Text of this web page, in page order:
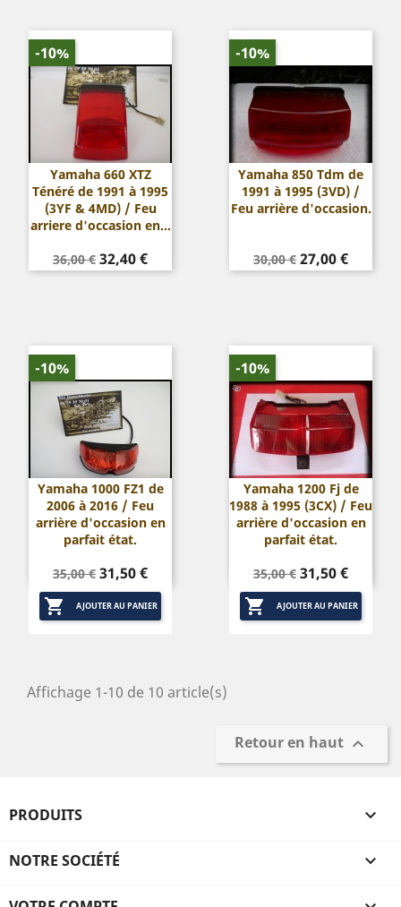
Yamaha 660 XTZ
Ténéré de 1991 à 1995
(3YF & 4MD) / Feu
arriere d'occasion en...
Prix
de
36,00 € Prix
32,40 €
-10%
Yamaha 850 Tdm de
1991 à 1995 (3VD) /
Feu arrière d'occasion.
Prix
de
30,00 € Prix
27,00 €
-10%
Yamaha 1000 FZ1 de
2006 à 2016 / Feu
arrière d'occasion en
parfait état.
Prix
de
base
35,00 € Prix
31,50 €
 AJOUTER AU PANIER
-10%
Yamaha 1200 Fj de
1988 à 1995 (3CX) / Feu
arrière d'occasion en
parfait état.
Prix
de
base
35,00 € Prix
31,50 €
 AJOUTER AU PANIER
-10%
Affichage 1-10 de 10 article(s)
Retour en haut 
PRODUITS 
NOTRE SOCIÉTÉ 